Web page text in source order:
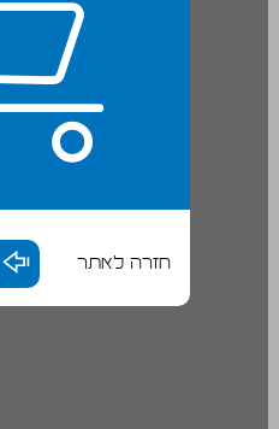
חזרה לאתר